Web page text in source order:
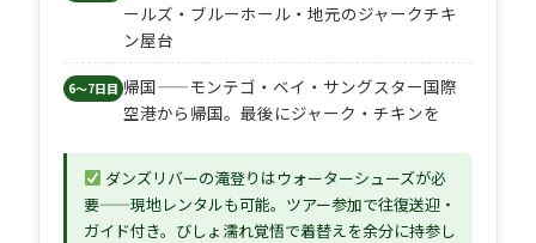
ールズ・ブルーホール・地元のジャークチキ
ン屋台
6〜7日目 帰国——モンテゴ・ベイ・サングスター国際
空港から帰国。最後にジャーク・チキンを
ダンズリバーの滝登りはウォーターシューズが必
要——現地レンタルも可能。ツアー参加で往復送迎・
ガイド付き。びしょ濡れ覚悟で着替えを余分に持参し